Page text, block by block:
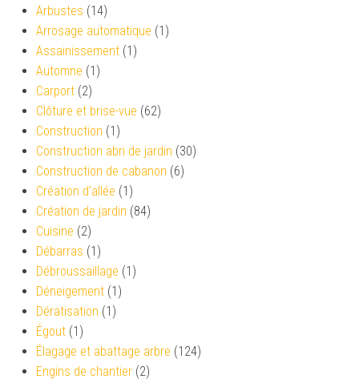
Arbustes (14)
Arrosage automatique (1)
Assainissement (1)
Automne (1)
Carport (2)
Clôture et brise-vue (62)
Construction (1)
Construction abri de jardin (30)
Construction de cabanon (6)
Création d’allée (1)
Création de jardin (84)
Cuisine (2)
Débarras (1)
Débroussaillage (1)
Déneigement (1)
Dératisation (1)
Égout (1)
Élagage et abattage arbre (124)
Engins de chantier (2)